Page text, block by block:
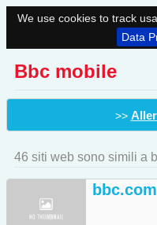
We use cookies to track
Data
Bbc mobile
>>
46 siti web sono simili a
bbc.com